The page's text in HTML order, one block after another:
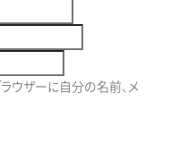
ウザーに自分の名前、メ